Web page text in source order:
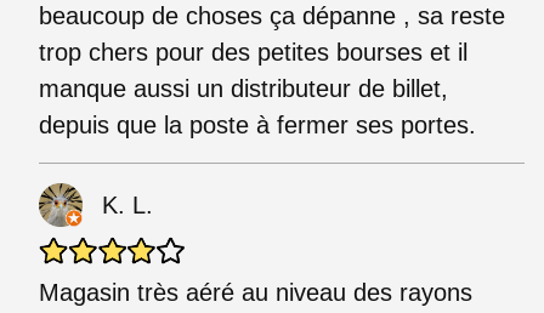
beaucoup de choses ça dépanne , sa reste
trop chers pour des petites bourses et il
manque aussi un distributeur de billet,
depuis que la poste à fermer ses portes.
K. L.
Magasin très aéré au niveau des rayons